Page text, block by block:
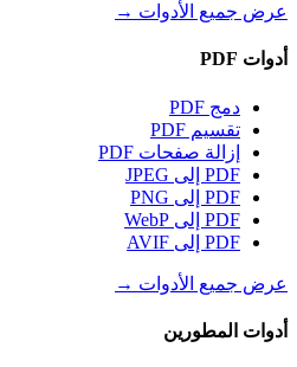
عرض جميع الأدوات →
أدوات PDF
دمج PDF
تقسيم PDF
إزالة صفحات PDF
PDF إلى JPEG
PDF إلى PNG
PDF إلى WebP
PDF إلى AVIF
عرض جميع الأدوات →
أدوات المطورين